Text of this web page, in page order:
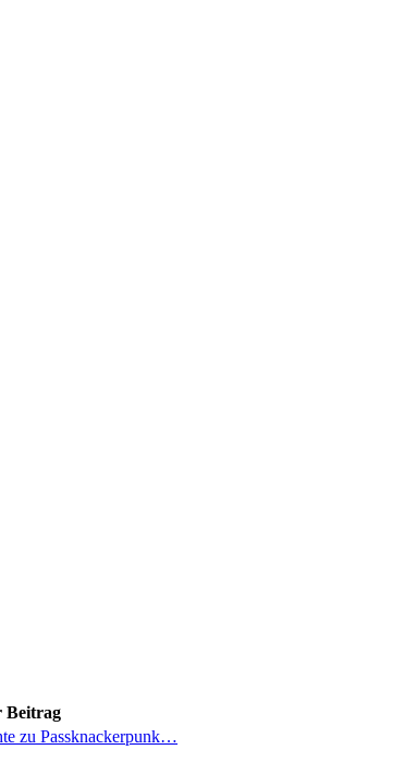
Beitrag
zu Passknackerpunk…